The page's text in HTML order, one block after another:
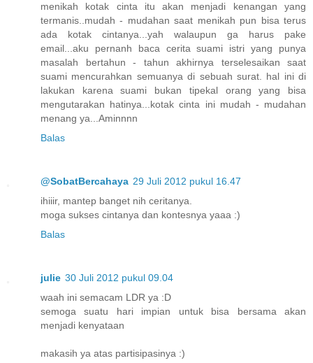
menikah kotak cinta itu akan menjadi kenangan yang
termanis..mudah - mudahan saat menikah pun bisa terus
ada kotak cintanya...yah walaupun ga harus pake
email...aku pernanh baca cerita suami istri yang punya
masalah bertahun - tahun akhirnya terselesaikan saat
suami mencurahkan semuanya di sebuah surat. hal ini di
lakukan karena suami bukan tipekal orang yang bisa
mengutarakan hatinya...kotak cinta ini mudah - mudahan
menang ya...Aminnnn
Balas
@SobatBercahaya 29 Juli 2012 pukul 16.47
ihiiir, mantep banget nih ceritanya.
moga sukses cintanya dan kontesnya yaaa :)
Balas
julie 30 Juli 2012 pukul 09.04
waah ini semacam LDR ya :D
semoga suatu hari impian untuk bisa bersama akan
menjadi kenyataan
makasih ya atas partisipasinya :)